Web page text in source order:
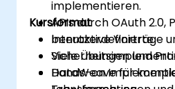
implementieren.
APIs durch OAuth 2.0,
benutzerdefinierte
DataWeave für
Kursformat
Interaktive Vorträge
Viele Übungen und
Hands-on